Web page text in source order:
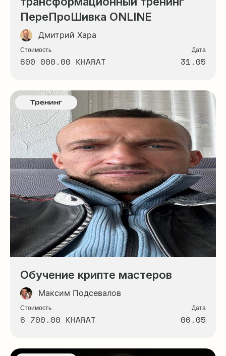
ПереПроШивка ONLINE
Дмитрий Хара
Стоимость
600 000.00 KHARAT
Дата
31.05
Тренинг
Обучение крипте мастеров
Максим Подсевалов
Стоимость
6 700.00 KHARAT
Дата
06.05